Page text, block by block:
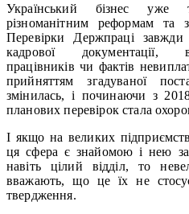
Український бізнес уже
різноманітним реформам та
Перевірки Держпраці
кадрової документації,
працівників чи фактів
прийняттям згадуваної
змінилась, і починаючи з
планових перевірок стала
І якщо на великих
ця сфера є знайомою і нею
навіть цілий відділ, то
вважають, що це їх не
твердження.